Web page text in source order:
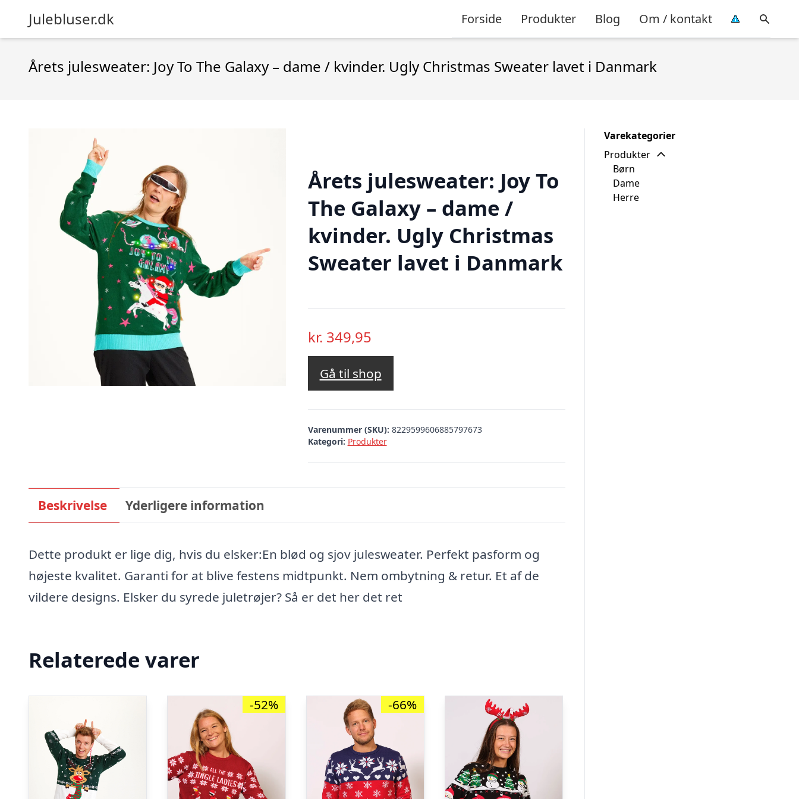
Julebluser.dk Forside Produkter Blog Om / kontakt
Årets julesweater: Joy To The Galaxy – dame / kvinder. Ugly Christmas Sweater lavet i Danmark
Årets julesweater: Joy To
The Galaxy – dame /
kvinder. Ugly Christmas
Sweater lavet i Danmark
kr. 349,95
Gå til shop
Varenummer (SKU): 8229599606885797673
Kategori: Produkter
Beskrivelse Yderligere information
Dette produkt er lige dig, hvis du elsker:En blød og sjov julesweater. Perfekt pasform og
højeste kvalitet. Garanti for at blive festens midtpunkt. Nem ombytning & retur. Et af de
vildere designs. Elsker du syrede juletrøjer? Så er det her det ret
Relaterede varer
-52% -66%
Varekategorier
Produkter
Børn
Dame
Herre